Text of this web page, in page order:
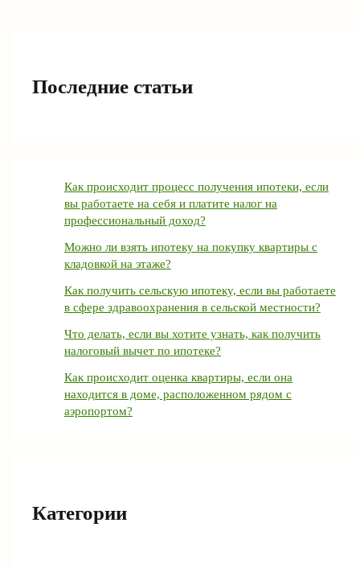
Последние статьи
Как происходит процесс получения ипотеки, если
вы работаете на себя и платите налог на
профессиональный доход?
Можно ли взять ипотеку на покупку квартиры с
кладовкой на этаже?
Как получить сельскую ипотеку, если вы работаете
в сфере здравоохранения в сельской местности?
Что делать, если вы хотите узнать, как получить
налоговый вычет по ипотеке?
Как происходит оценка квартиры, если она
находится в доме, расположенном рядом с
аэропортом?
Категории